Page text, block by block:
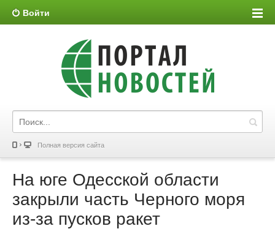
Войти
Полная версия сайта
На юге Одесской области
закрыли часть Черного моря
из-за пусков ракет